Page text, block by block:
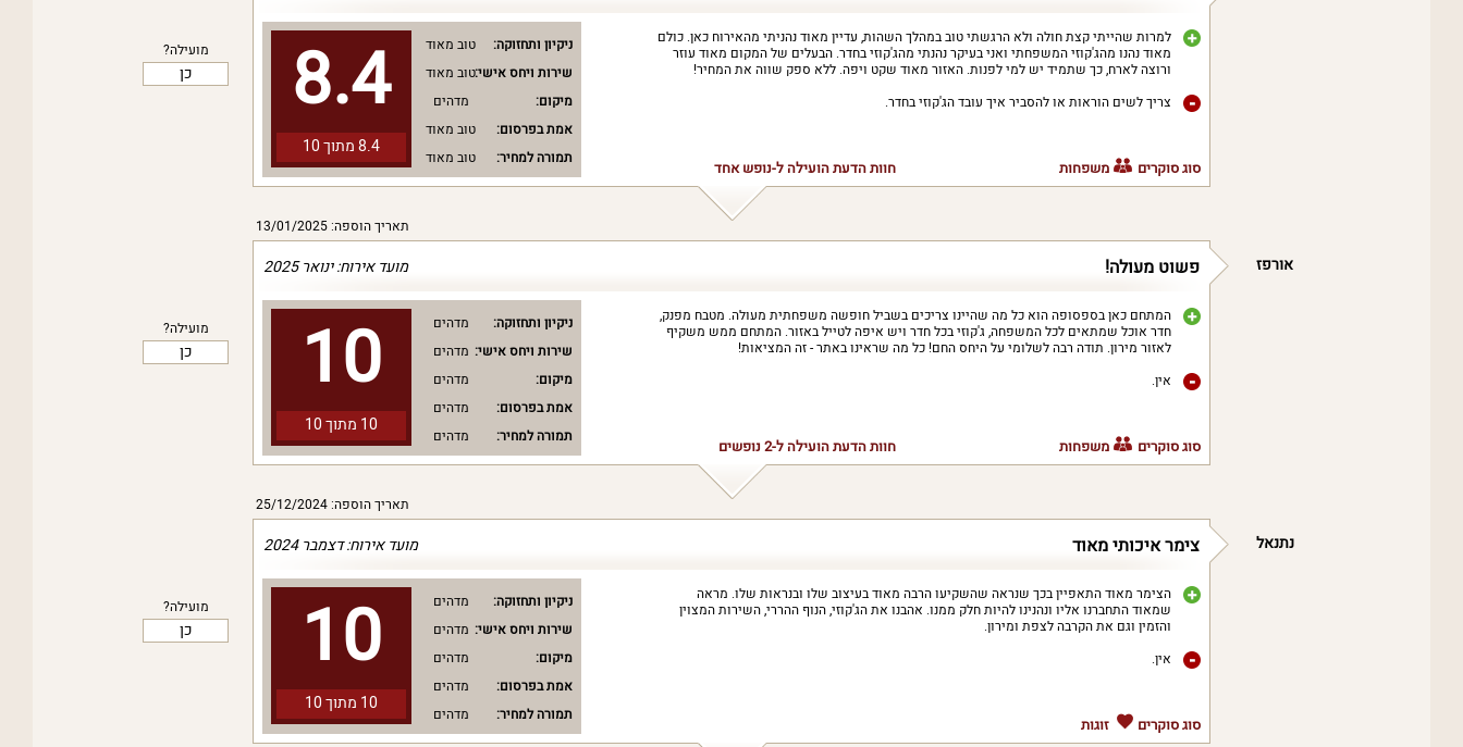
מועילה?
כן 8.4
8.4 מתוך 10
ניקיון ותחזוקה:
טוב מאוד
שירות ויחס אישי:טוב מאוד
מיקום:
מדהים
אמת בפרסום:
טוב מאוד
תמורה למחיר:
טוב מאוד
למרות שהייתי קצת חולה ולא הרגשתי טוב במהלך השהות, עדיין מאוד נהניתי מהאירוח כאן. כולם
מאוד נהנו מהג'קוזי המשפחתי ואני בעיקר נהנתי מהג'קוזי בחדר. הבעלים של המקום מאוד עוזר
ורוצה לארח, כך שתמיד יש למי לפנות. האזור מאוד שקט ויפה. ללא ספק שווה את המחיר!
צריך לשים הוראות או להסביר איך עובד הג'קוזי בחדר.
סוג סוקרים משפחות חוות הדעת הועילה ל-נופש אחד
תאריך הוספה: 13/01/2025
מועילה?
כן
מועד אירוח: ינואר 2025 פשוט מעולה! אורפז
10
10 מתוך 10
ניקיון ותחזוקה:
מדהים
שירות ויחס אישי: מדהים
מיקום:
מדהים
אמת בפרסום:
מדהים
תמורה למחיר:
מדהים
המתחם כאן בספסופה הוא כל מה שהיינו צריכים בשביל חופשה משפחתית מעולה. מטבח מפנק,
חדר אוכל שמתאים לכל המשפחה, ג'קוזי בכל חדר ויש איפה לטייל באזור. המתחם ממש משקיף
לאזור מירון. תודה רבה לשלומי על היחס החם! כל מה שראינו באתר - זה המציאות!
אין.
סוג סוקרים משפחות חוות הדעת הועילה ל-2 נופשים
תאריך הוספה: 25/12/2024
מועילה?
כן
מועד אירוח: דצמבר 2024 צימר איכותי מאוד נתנאל
10
10 מתוך 10
ניקיון ותחזוקה:
מדהים
שירות ויחס אישי: מדהים
מיקום:
מדהים
אמת בפרסום:
מדהים
תמורה למחיר:
מדהים
הצימר מאוד התאפיין בכך שנראה שהשקיעו הרבה מאוד בעיצוב שלו ובנראות שלו. מראה
שמאוד התחברנו אליו ונהנינו להיות חלק ממנו. אהבנו את הג'קוזי, הנוף ההררי, השירות המצוין
והזמין וגם את הקרבה לצפת ומירון.
אין.
סוג סוקרים זוגות